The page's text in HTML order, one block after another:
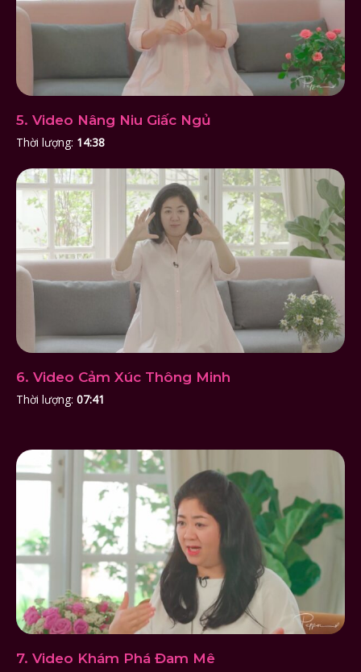
5. Video Nâng Niu Giấc Ngủ
Thời lượng: 14:38
6. Video Cảm Xúc Thông Minh
Thời lượng: 07:41
7. Video Khám Phá Đam Mê